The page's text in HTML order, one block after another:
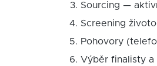
Sourcing —
Screening
Pohovory
Výběr finalisty a